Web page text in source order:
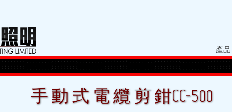
產品
手 動 式 電 纜 剪 鉗CC-500